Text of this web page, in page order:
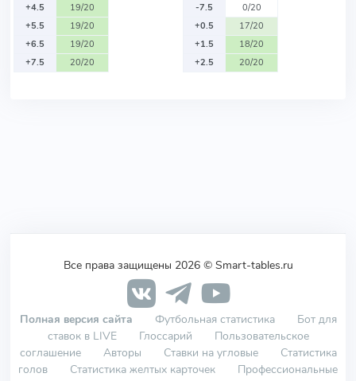
+4.5
19/20
+5.5
19/20
+6.5
19/20
+7.5
20/20
-7.5
0/20
+0.5
17/20
+1.5
18/20
+2.5
20/20
Все права защищены 2026 © Smart-tables.ru
Полная версия сайта Футбольная статистика
Бот для
ставок в LIVE
Глоссарий
Пользовательское
соглашение
Авторы Ставки на угловые
Статистика
голов
Статистика желтых карточек
Профессиональные